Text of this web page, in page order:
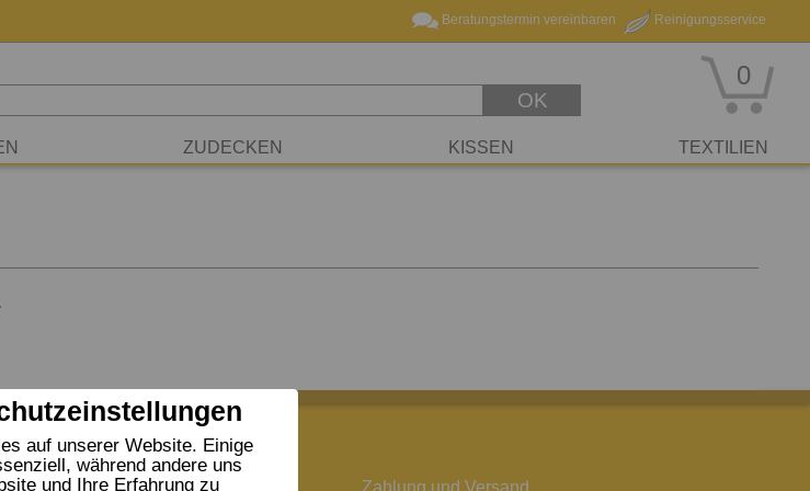
Reinigungsservice
Beratungstermin vereinbaren
OK
0
ZUDECKEN KISSEN TEXTILIEN
Widerrufsformular
Zahlung und Versand
auf unserer Website. Einige
während andere uns
und Ihre Erfahrung zu